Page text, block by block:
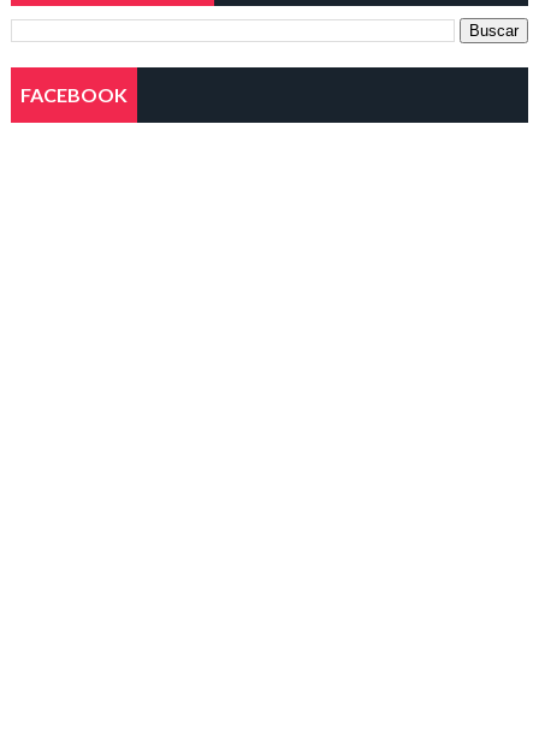
FACEBOOK